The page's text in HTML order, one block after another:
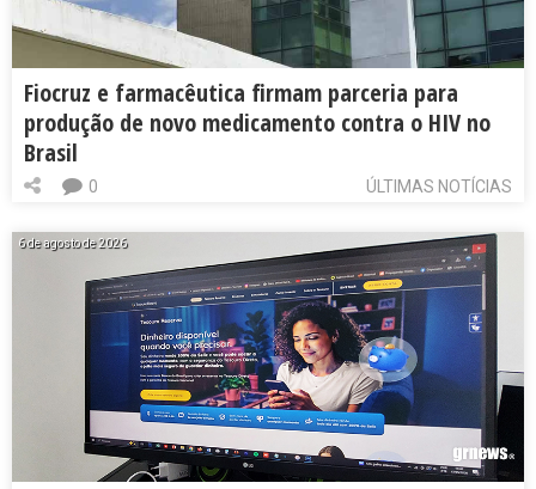
Fiocruz e farmacêutica firmam parceria para
produção de novo medicamento contra o HIV no
Brasil
ÚLTIMAS NOTÍCIAS
0
6 de agosto de 2026